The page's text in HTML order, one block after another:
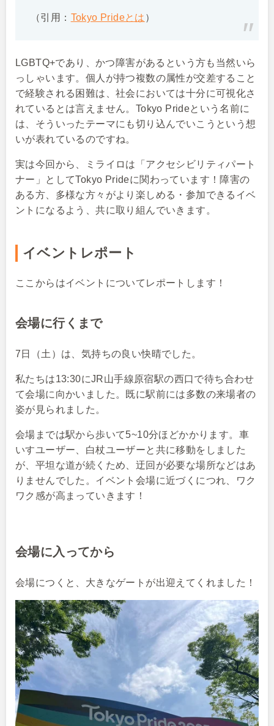
（引用： Tokyo Prideとは ）
LGBTQ+であり、かつ障害があるという方も当然いら
っしゃいます。個人が持つ複数の属性が交差すること
で経験される困難は、社会においては十分に可視化さ
れているとは言えません。Tokyo Prideという名前に
は、そういったテーマにも切り込んでいこうという想
いが表れているのですね。
実は今回から、ミライロは「アクセシビリティパート
ナー」としてTokyo Prideに関わっています！障害の
ある方、多様な方々がより楽しめる・参加できるイベ
ントになるよう、共に取り組んでいきます。
イベントレポート
ここからはイベントについてレポートします！
会場に行くまで
7日（土）は、気持ちの良い快晴でした。
私たちは13:30にJR山手線原宿駅の西口で待ち合わせ
て会場に向かいました。既に駅前には多数の来場者の
姿が見られました。
会場までは駅から歩いて5~10分ほどかかります。車
いすユーザー、白杖ユーザーと共に移動をしました
が、平坦な道が続くため、迂回が必要な場所などはあ
りませんでした。イベント会場に近づくにつれ、ワク
ワク感が高まっていきます！
会場に入ってから
会場につくと、大きなゲートが出迎えてくれました！